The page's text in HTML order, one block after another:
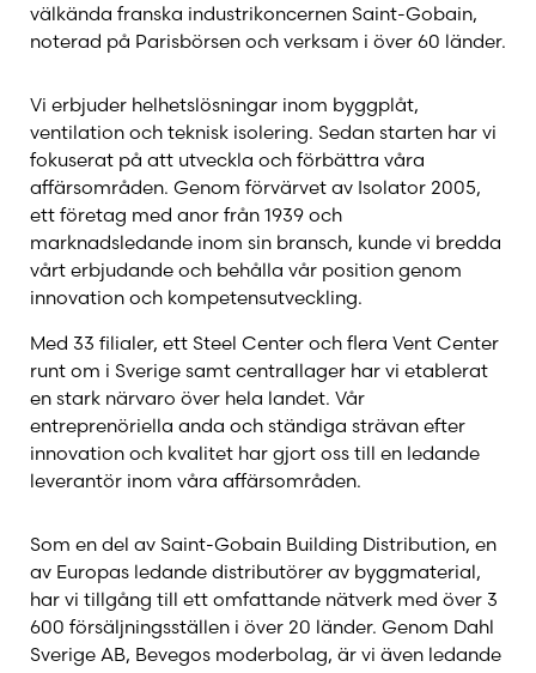
Pertinger
Planika
Premodul
Rais
RB73
Rika
Rizzoli
välkända franska industrikoncernen Saint-Gobain,
noterad på Parisbörsen och verksam i över 60 länder.
Vi erbjuder helhetslösningar inom byggplåt,
ventilation och teknisk isolering. Sedan starten har vi
fokuserat på att utveckla och förbättra våra
affärsområden. Genom förvärvet av Isolator 2005,
ett företag med anor från 1939 och
marknadsledande inom sin bransch, kunde vi bredda
vårt erbjudande och behålla vår position genom
innovation och kompetensutveckling.
Med 33 filialer, ett Steel Center och flera Vent Center
runt om i Sverige samt centrallager har vi etablerat
en stark närvaro över hela landet. Vår
entreprenöriella anda och ständiga strävan efter
innovation och kvalitet har gjort oss till en ledande
leverantör inom våra affärsområden.
Som en del av Saint-Gobain Building Distribution, en
av Europas ledande distributörer av byggmaterial,
har vi tillgång till ett omfattande nätverk med över 3
600 försäljningsställen i över 20 länder. Genom Dahl
Sverige AB, Bevegos moderbolag, är vi även ledande